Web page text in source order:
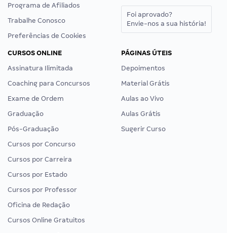
Programa de Afiliados
Trabalhe Conosco
Preferências de Cookies
Foi aprovado?
Envie-nos a sua história!
CURSOS ONLINE
Assinatura Ilimitada
Coaching para Concursos
Exame de Ordem
Graduação
Pós-Graduação
Cursos por Concurso
Cursos por Carreira
Cursos por Estado
Cursos por Professor
Oficina de Redação
Cursos Online Gratuitos
PÁGINAS ÚTEIS
Depoimentos
Material Grátis
Aulas ao Vivo
Aulas Grátis
Sugerir Curso